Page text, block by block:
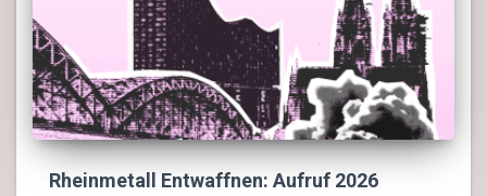
Rheinmetall Entwaffnen: Aufruf 2026